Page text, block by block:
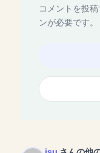
コメントを投
ンが必要です。